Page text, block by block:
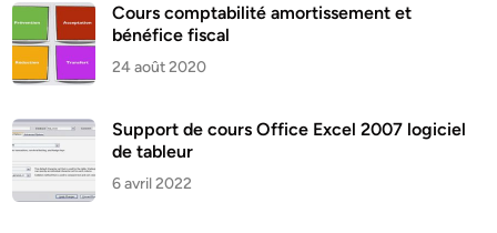
Cours comptabilité amortissement et
bénéfice fiscal
24 août 2020
Support de cours Office Excel 2007 logiciel
de tableur
6 avril 2022